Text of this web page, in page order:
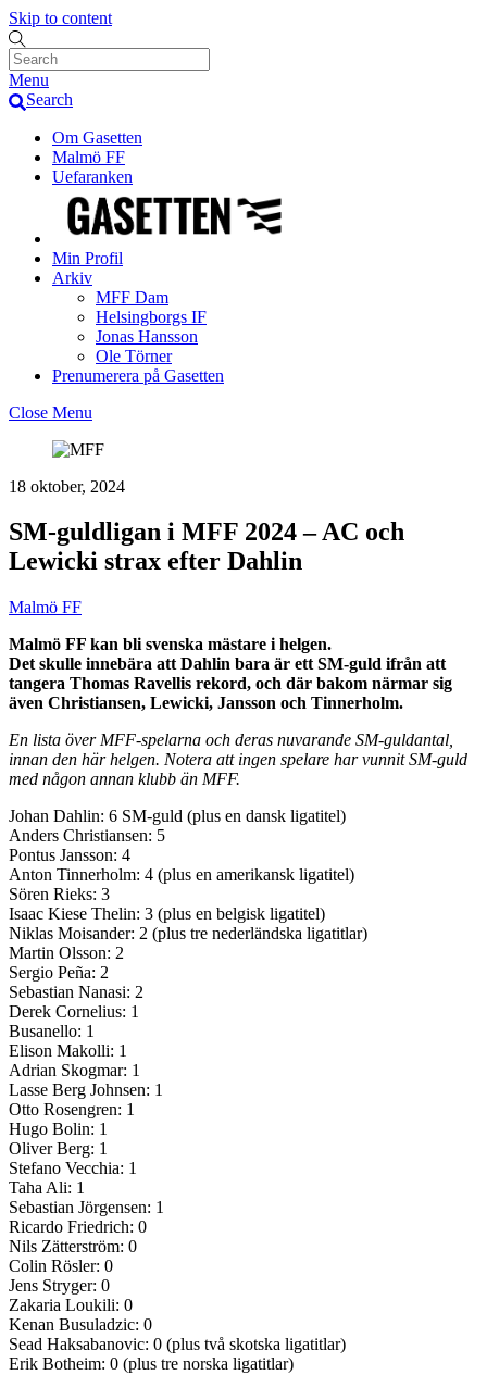
Skip to content
Menu
Search
Om Gasetten
Malmö FF
Uefaranken
Min Profil
Arkiv
MFF Dam
Helsingborgs IF
Jonas Hansson
Ole Törner
Prenumerera på Gasetten
Close Menu
18 oktober, 2024
SM-guldligan i MFF 2024 – AC och
Lewicki strax efter Dahlin
Malmö FF
Malmö FF kan bli svenska mästare i helgen.
Det skulle innebära att Dahlin bara är ett SM-guld ifrån att
tangera Thomas Ravellis rekord, och där bakom närmar sig
även Christiansen, Lewicki, Jansson och Tinnerholm.
En lista över MFF-spelarna och deras nuvarande SM-guldantal,
innan den här helgen. Notera att ingen spelare har vunnit SM-guld
med någon annan klubb än MFF.
Johan Dahlin: 6 SM-guld (plus en dansk ligatitel)
Anders Christiansen: 5
Pontus Jansson: 4
Anton Tinnerholm: 4 (plus en amerikansk ligatitel)
Sören Rieks: 3
Isaac Kiese Thelin: 3 (plus en belgisk ligatitel)
Niklas Moisander: 2 (plus tre nederländska ligatitlar)
Martin Olsson: 2
Sergio Peña: 2
Sebastian Nanasi: 2
Derek Cornelius: 1
Busanello: 1
Elison Makolli: 1
Adrian Skogmar: 1
Lasse Berg Johnsen: 1
Otto Rosengren: 1
Hugo Bolin: 1
Oliver Berg: 1
Stefano Vecchia: 1
Taha Ali: 1
Sebastian Jörgensen: 1
Ricardo Friedrich: 0
Nils Zätterström: 0
Colin Rösler: 0
Jens Stryger: 0
Zakaria Loukili: 0
Kenan Busuladzic: 0
Sead Haksabanovic: 0 (plus två skotska ligatitlar)
Erik Botheim: 0 (plus tre norska ligatitlar)